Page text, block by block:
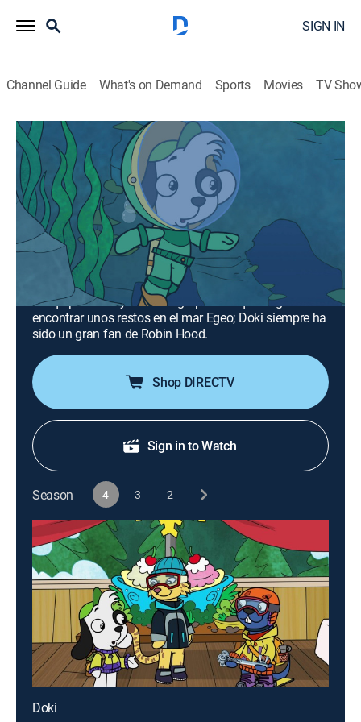
SIGN IN
Channel Guide What's on Demand Sports Movies TV
Doki
Airing | 8/9, 10:00a
S4 | Maravillas bajo el mar; Doki Robin
Hood
0h 30m TVY
Entertainment, Adventure, Animated, Children, Fantasy
Discovery en Espanol
2018
El equipo Doki ayuda a un grupo de arqueólogos a
encontrar unos restos en el mar Egeo; Doki siempre ha
sido un gran fan de Robin Hood.
Shop DIRECTV
Sign in to Watch
Season 4 3 2
Doki